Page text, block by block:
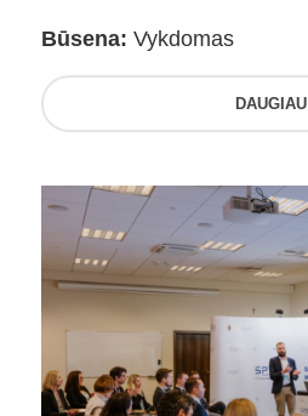
Būsena: Vykdomas
DAUGIAU